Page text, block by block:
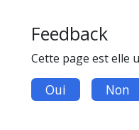
Feedback
Cette page est elle
Oui Non